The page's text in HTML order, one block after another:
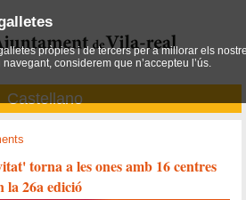
Castellano
torna a les ones amb 16 centres
la 26a edició
pròpies i de tercers per a millorar els
considerem que n’accepteu l’ús.